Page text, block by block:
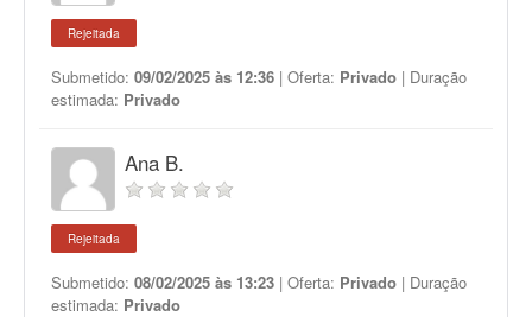
Rejeitada
Submetido: 09/02/2025 às 12:36 | Oferta: Privado | Duração
estimada: Privado
Ana B.
Rejeitada
Submetido: 08/02/2025 às 13:23 | Oferta: Privado | Duração
estimada: Privado